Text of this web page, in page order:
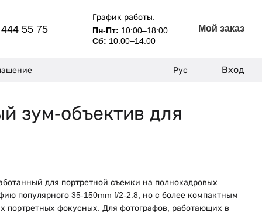
55 75
График работы:
Пн-Пт: 10:00–18:00
Сб: 10:00–14:00
Мой заказ
Рус Вход
зум-объектив для
для портретной съемки на полнокадровых
популярного 35-150mm f/2-2.8, но с более компактным
портретных фокусных. Для фотографов, работающих в